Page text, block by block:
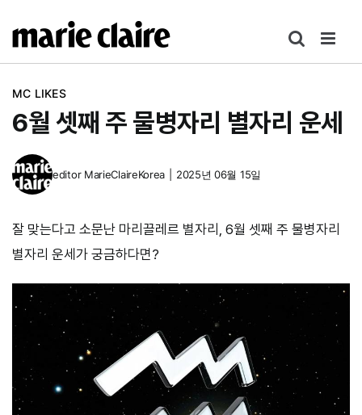
텐
MC LIKES
6월 셋째 주 물병자리 별자리 운세
editor MarieClaireKorea 2025년 06월 15일
잘 맞는다고 소문난 마리끌레르 별자리, 6월 셋째 주 물병자리
별자리 운세가 궁금하다면?